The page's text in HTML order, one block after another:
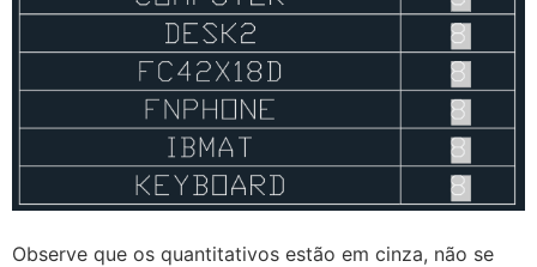
Observe que os quantitativos estão em cinza, não se